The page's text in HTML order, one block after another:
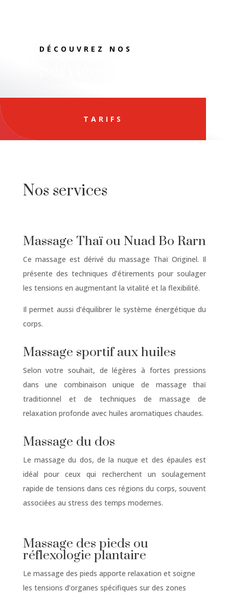
DÉCOUVREZ NOS
TARIFS
Nos services
Massage Thaï ou Nuad Bo Rarn
Ce massage est dérivé du massage Thaï Originel. Il
présente des techniques d’étirements pour soulager
les tensions en augmentant la vitalité et la flexibilité.
Il permet aussi d’équilibrer le système énergétique du
corps.
Massage sportif aux huiles
Selon votre souhait, de légères à fortes pressions
dans une combinaison unique de massage thaï
traditionnel et de techniques de massage de
relaxation profonde avec huiles aromatiques chaudes.
Massage du dos
Le massage du dos, de la nuque et des épaules est
idéal pour ceux qui recherchent un soulagement
rapide de tensions dans ces régions du corps, souvent
associées au stress des temps modernes.
Massage des pieds ou
réflexologie plantaire
Le massage des pieds apporte relaxation et soigne
les tensions d’organes spécifiques sur des zones